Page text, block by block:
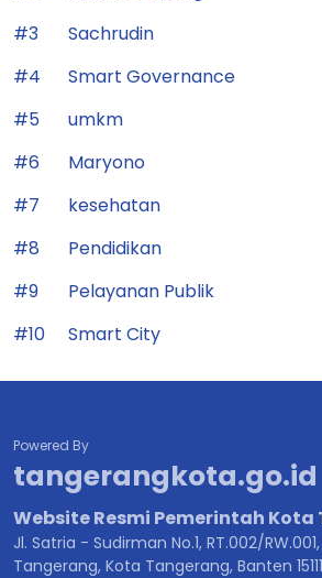
#3
Sachrudin
#4
Smart Governance
#5
umkm
#6
Maryono
#7
kesehatan
#8
Pendidikan
#9
Pelayanan Publik
#10
Smart City
Powered By
tangerangkota.go.id
Website Resmi Pemerintah
Jl. Satria - Sudirman No.1, RT.002/
Tangerang, Kota Tangerang, Banten 15111